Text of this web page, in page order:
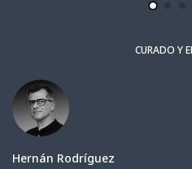
CURADO Y
Hernán Rodríguez